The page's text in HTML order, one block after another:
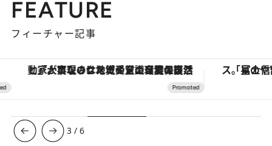
FEATURE
フィーチャー記事
「大事なのは地域の意識を変えること」。ロレックス賞受賞の自然保護活動家が実現させたナイジェリアの自然環境の復活
3 /6